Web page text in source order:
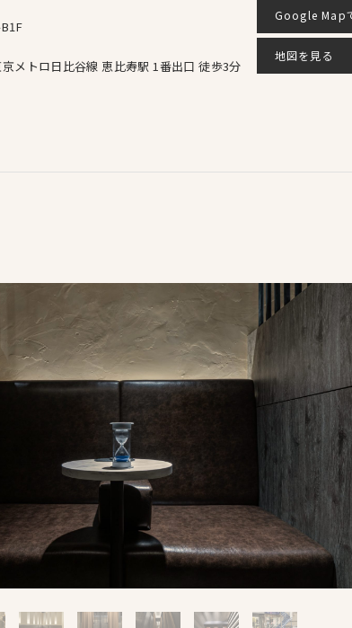
メトロ日比谷線 恵比寿駅 1番出口 徒歩3分
Google Map
地図を見る